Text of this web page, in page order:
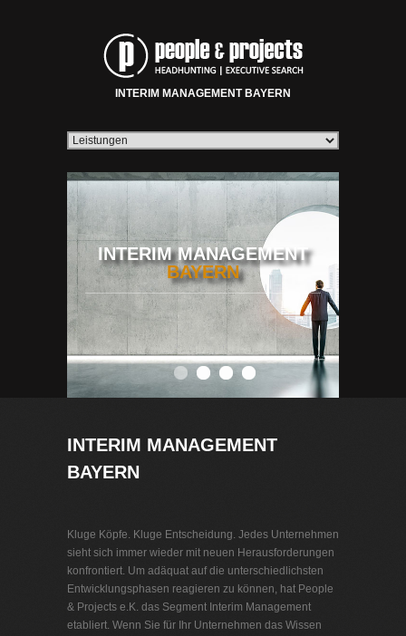
INTERIM MANAGEMENT BAYERN
INTERIM MANAGEMENT
BAYERN
0
INTERIM MANAGEMENT
BAYERN
Kluge Köpfe. Kluge Entscheidung. Jedes Unternehmen
sieht sich immer wieder mit neuen Herausforderungen
konfrontiert. Um adäquat auf die unterschiedlichsten
Entwicklungsphasen reagieren zu können, hat People
& Projects e.K. das Segment Interim Management
etabliert. Wenn Sie für Ihr Unternehmen das Wissen